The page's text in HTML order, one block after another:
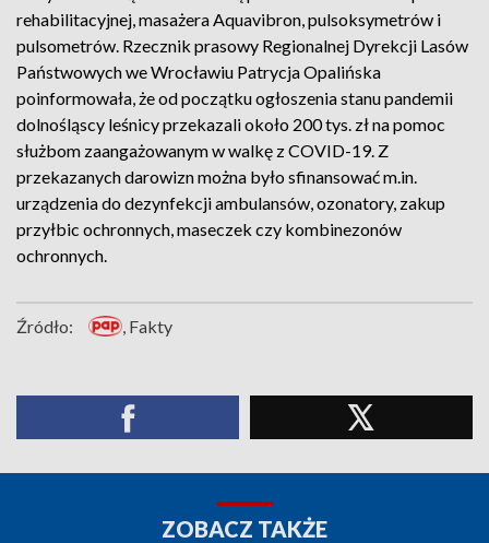
rehabilitacyjnej, masażera Aquavibron, pulsoksymetrów i
pulsometrów. Rzecznik prasowy Regionalnej Dyrekcji Lasów
Państwowych we Wrocławiu Patrycja Opalińska
poinformowała, że od początku ogłoszenia stanu pandemii
dolnośląscy leśnicy przekazali około 200 tys. zł na pomoc
służbom zaangażowanym w walkę z COVID-19. Z
przekazanych darowizn można było sfinansować m.in.
urządzenia do dezynfekcji ambulansów, ozonatory, zakup
przyłbic ochronnych, maseczek czy kombinezonów
ochronnych.
Źródło: , Fakty
ZOBACZ TAKŻE